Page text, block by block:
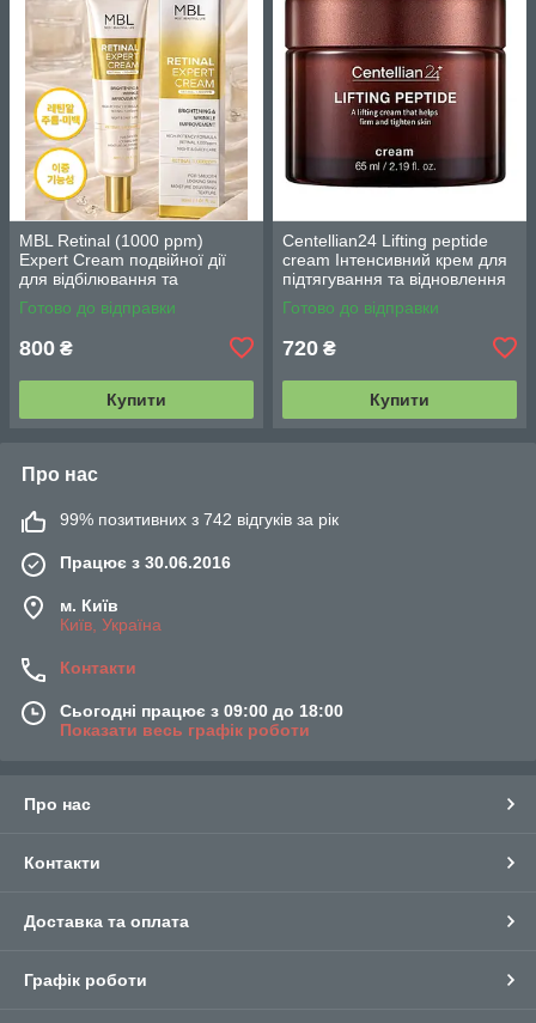
MBL Retinal (1000 ppm)
Expert Cream подвійної дії
для відбілювання та
зменшення зморшок з
ретиналем 30 г
Готово до відправки
800 ₴
Купити
Centellian24 Lifting peptide
cream Інтенсивний крем для
підтягування та відновлення
шкіри 65 мл.
Готово до відправки
720 ₴
Купити
Про нас
99% позитивних з 742 відгуків за рік
Працює з 30.06.2016
м. Київ
Київ, Україна
Контакти
Сьогодні працює з 09:00 до 18:00
Показати весь графік роботи
Про нас
Контакти
Доставка та оплата
Графік роботи